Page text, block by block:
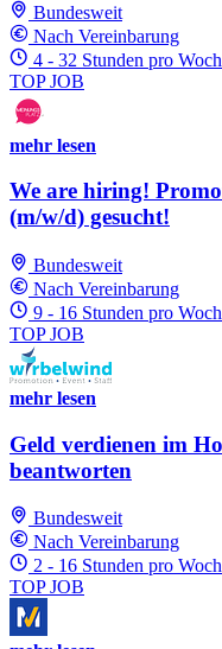
Bundesweit
Nach Vereinbarung
4 - 32 Stunden pro
TOP JOB
mehr lesen
We are hiring!
(m/w/d) gesucht!
Bundesweit
Nach Vereinbarung
9 - 16 Stunden pro
TOP JOB
mehr lesen
Geld verdienen im
beantworten
Bundesweit
Nach Vereinbarung
2 - 16 Stunden pro
TOP JOB